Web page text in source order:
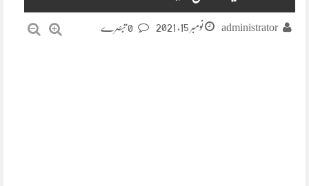
administrator نومبر 15, 2021